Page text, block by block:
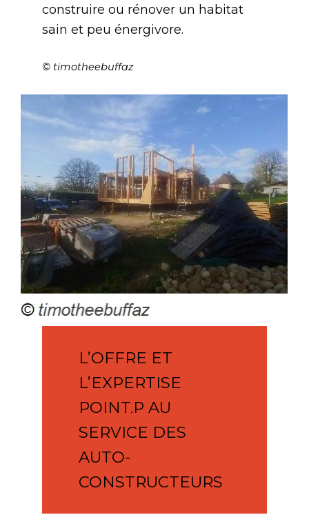
construire ou rénover un habitat
sain et peu énergivore.
© timotheebuffaz
L’OFFRE ET
L’EXPERTISE
POINT.P AU
SERVICE DES
AUTO-
CONSTRUCTEURS